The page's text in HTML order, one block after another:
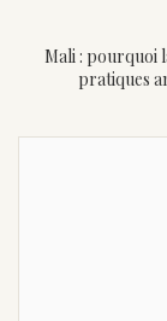
Mali : pourquoi
pratiques